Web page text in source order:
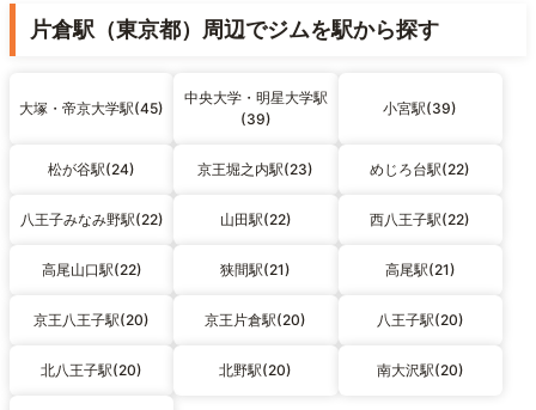
片倉駅（東京都）周辺でジムを駅から探す
大塚・帝京大学駅(45)
中央大学・明星大学駅
(39)
小宮駅(39)
松が谷駅(24) 京王堀之内駅(23) めじろ台駅(22)
八王子みなみ野駅(22) 山田駅(22) 西八王子駅(22)
高尾山口駅(22) 狭間駅(21) 高尾駅(21)
京王八王子駅(20) 京王片倉駅(20) 八王子駅(20)
北八王子駅(20) 北野駅(20) 南大沢駅(20)